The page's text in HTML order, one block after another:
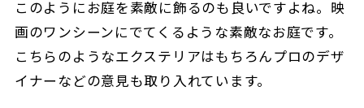
このようにお庭を素敵に飾るのも良いですよね。映
画のワンシーンにでてくるような素敵なお庭です。
こちらのようなエクステリアはもちろんプロのデザ
イナーなどの意見も取り入れています。